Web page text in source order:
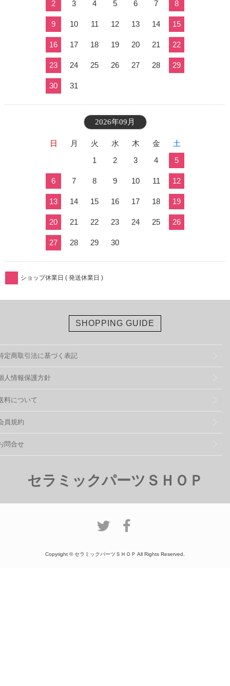
2 3 4 5 6 7 8
9 10 11 12 13 14 15
16 17 18 19 20 21 22
23 24 25 26 27 28 29
30 31
2026年09月
日 月 火 水 木 金
土
1
2 3 4 5
6 7 8 9 10 11 12
13 14 15 16 17 18 19
20 21 22 23 24 25 26
27 28 29 30
ショップ休業日 ( 発送休業日 )
SHOPPING GUIDE
定商取引法に基づく表記
人情報保護方針
料について
員規約
問合せ
セラミックパーツＳＨＯＰ
Copyright © セラミックパーツＳＨＯＰ All Rights Reserved.